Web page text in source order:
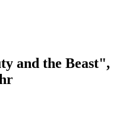
and the Beast",